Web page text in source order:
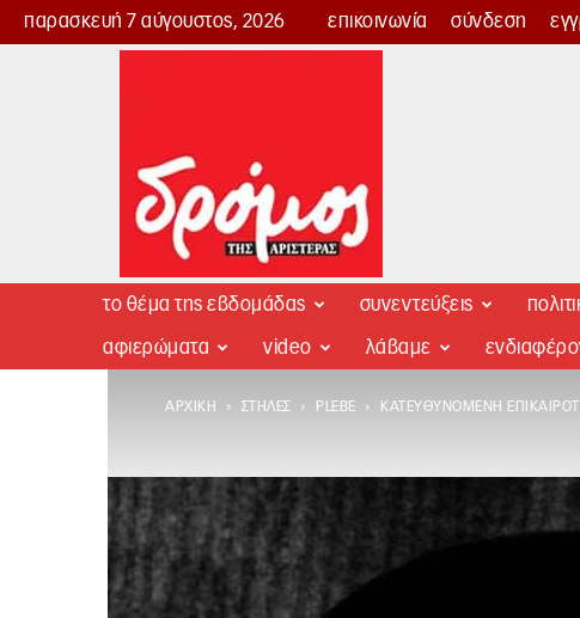
παρασκευή 7 αύγουστος, 2026 επικοινωνία σύνδεση
Δρόμος
το θέμα της εβδομάδας συνεντεύξεις
αφιερώματα video λάβαμε
ΑΡΧΙΚΉ ΣΤΉΛΕΣ PLEBE ΚΑΤΕΥΘΥΝΌΜΕΝΗ